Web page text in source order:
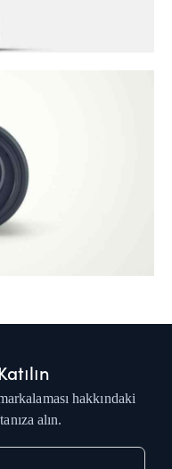
hakkındaki
alın.